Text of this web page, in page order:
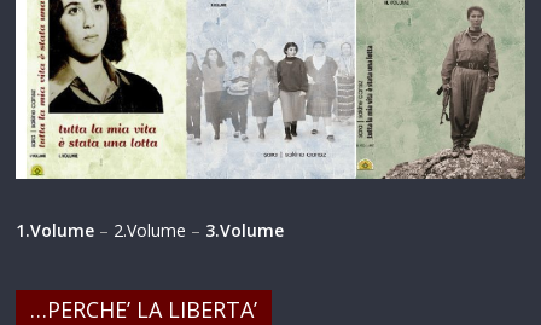
1.Volume – 2.Volume – 3.Volume
…PERCHE’ LA LIBERTA’